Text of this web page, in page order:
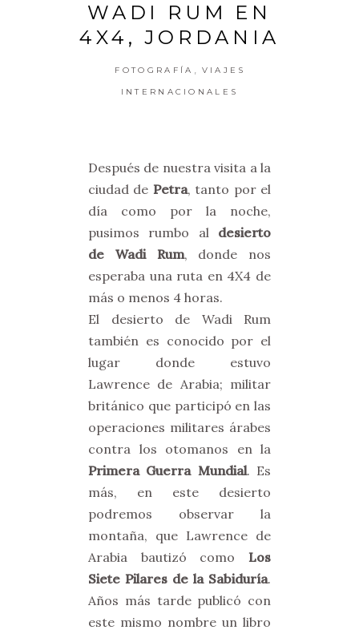
WADI RUM EN
4X4, JORDANIA
FOTOGRAFÍA VIAJES
INTERNACIONALES
Después de nuestra visita a la
ciudad de Petra, tanto por el
día como por la noche,
pusimos rumbo al desierto
de Wadi Rum, donde nos
esperaba una ruta en 4X4 de
más o menos 4 horas.
El desierto de Wadi Rum
también es conocido por el
lugar donde estuvo
Lawrence de Arabia; militar
británico que participó en las
operaciones militares árabes
contra los otomanos en la
Primera Guerra Mundial. Es
más, en este desierto
podremos observar la
montaña, que Lawrence de
Arabia bautizó como Los
Siete Pilares de la Sabiduría.
Años más tarde publicó con
este mismo nombre un libro